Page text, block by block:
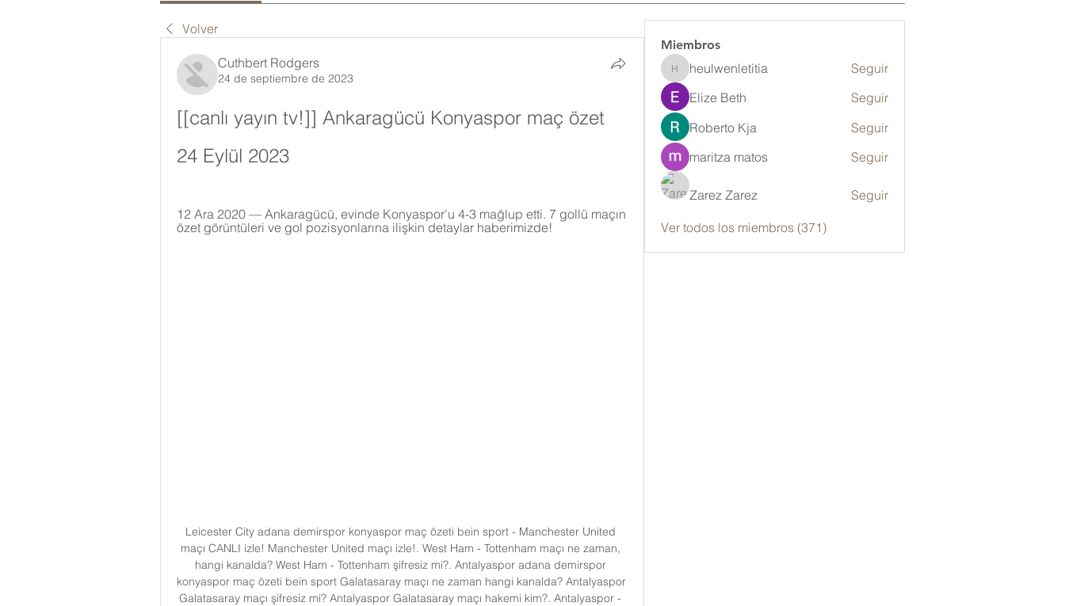
Volver
Cuthbert Rodgers
24 de septiembre de 2023
[[canlı yayın tv!]] Ankaragücü Konyaspor maç özet
24 Eylül 2023
12 Ara 2020 — Ankaragücü, evinde Konyaspor'u 4-3 mağlup etti. 7 gollü maçın
özet görüntüleri ve gol pozisyonlarına ilişkin detaylar haberimizde!
Leicester City adana demirspor konyaspor maç özeti bein sport - Manchester United
maçı CANLI izle! Manchester United maçı izle!. West Ham - Tottenham maçı ne zaman,
hangi kanalda? West Ham - Tottenham şifresiz mi?. Antalyaspor adana demirspor
konyaspor maç özeti bein sport Galatasaray maçı ne zaman hangi kanalda? Antalyaspor
Galatasaray maçı şifresiz mi? Antalyaspor Galatasaray maçı hakemi kim?. Antalyaspor -
Miembros
heulwenletitia
heulwenletitia
Seguir
Elize Beth
Seguir
Roberto Kja
Seguir
maritza matos
Seguir
Zarez Zarez Seguir
Ver todos los miembros (371)